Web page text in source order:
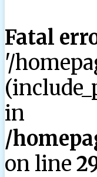
Fatal
'/
in
/
on line